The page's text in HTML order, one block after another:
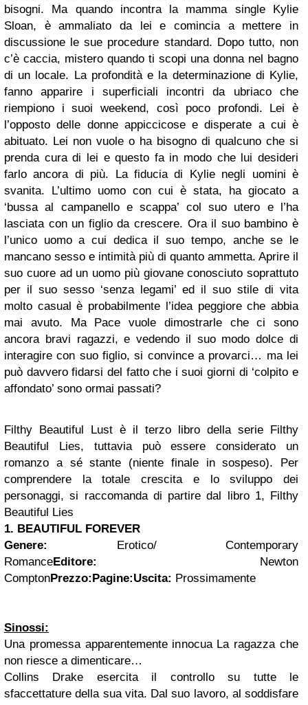
bisogni. Ma quando incontra la mamma single Kylie
Sloan, è ammaliato da lei e comincia a mettere in
discussione le sue procedure standard. Dopo tutto, non
c’è caccia, mistero quando ti scopi una donna nel bagno
di un locale. La profondità e la determinazione di Kylie,
fanno apparire i superficiali incontri da ubriaco che
riempiono i suoi weekend, così poco profondi. Lei è
l’opposto delle donne appiccicose e disperate a cui è
abituato. Lei non vuole o ha bisogno di qualcuno che si
prenda cura di lei e questo fa in modo che lui desideri
farlo ancora di più. La fiducia di Kylie negli uomini è
svanita. L’ultimo uomo con cui è stata, ha giocato a
‘bussa al campanello e scappa’ col suo utero e l’ha
lasciata con un figlio da crescere. Ora il suo bambino è
l’unico uomo a cui dedica il suo tempo, anche se le
mancano sesso e intimità più di quanto ammetta. Aprire il
suo cuore ad un uomo più giovane conosciuto soprattuto
per il suo sesso ‘senza legami’ ed il suo stile di vita
molto casual è probabilmente l’idea peggiore che abbia
mai avuto. Ma Pace vuole dimostrarle che ci sono
ancora bravi ragazzi, e vedendo il suo modo dolce di
interagire con suo figlio, si convince a provarci… ma lei
può davvero fidarsi del fatto che i suoi giorni di ‘colpito e
affondato’ sono ormai passati?
Filthy Beautiful Lust è il terzo libro della serie Filthy
Beautiful Lies, tuttavia può essere considerato un
romanzo a sé stante (niente finale in sospeso). Per
comprendere la totale crescita e lo sviluppo dei
personaggi, si raccomanda di partire dal libro 1, Filthy
Beautiful Lies
1. BEAUTIFUL FOREVER
Genere:
Erotico/ Contemporary
RomanceEditore:
Newton
ComptonPrezzo:Pagine:Uscita: Prossimamente
Sinossi:
Una promessa apparentemente innocua La ragazza che
non riesce a dimenticare…
Collins Drake esercita il controllo su tutte le
sfaccettature della sua vita. Dal suo lavoro, al soddisfare